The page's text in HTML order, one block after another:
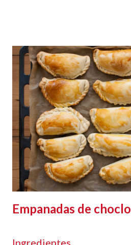
Empanadas de choclo
Ingredientes